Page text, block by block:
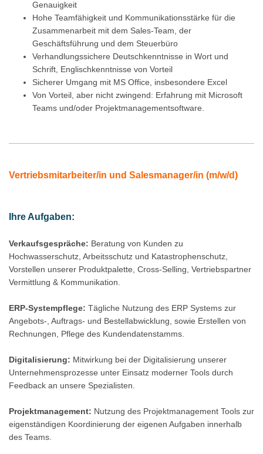
Genauigkeit
Hohe Teamfähigkeit und Kommunikationsstärke für die
Zusammenarbeit mit dem Sales-Team, der
Geschäftsführung und dem Steuerbüro
Verhandlungssichere Deutschkenntnisse in Wort und
Schrift, Englischkenntnisse von Vorteil
Sicherer Umgang mit MS Office, insbesondere Excel
Von Vorteil, aber nicht zwingend: Erfahrung mit Microsoft
Teams und/oder Projektmanagementsoftware.
Vertriebsmitarbeiter/in und Salesmanager/in (m/w/d)
Ihre Aufgaben:
Verkaufsgespräche: Beratung von Kunden zu
Hochwasserschutz, Arbeitsschutz und Katastrophenschutz,
Vorstellen unserer Produktpalette, Cross-Selling, Vertriebspartner
Vermittlung & Kommunikation.
ERP-Systempflege: Tägliche Nutzung des ERP Systems zur
Angebots-, Auftrags- und Bestellabwicklung, sowie Erstellen von
Rechnungen, Pflege des Kundendatenstamms.
Digitalisierung: Mitwirkung bei der Digitalisierung unserer
Unternehmensprozesse unter Einsatz moderner Tools durch
Feedback an unsere Spezialisten.
Projektmanagement: Nutzung des Projektmanagement Tools zur
eigenständigen Koordinierung der eigenen Aufgaben innerhalb
des Teams.